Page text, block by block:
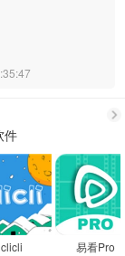
件
clicli 易看Pro